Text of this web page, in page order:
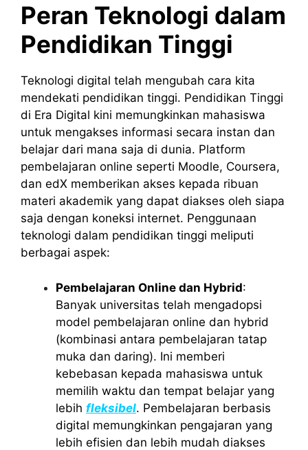
Peran Teknologi dalam
Pendidikan Tinggi
Teknologi digital telah mengubah cara kita
mendekati pendidikan tinggi. Pendidikan Tinggi
di Era Digital kini memungkinkan mahasiswa
untuk mengakses informasi secara instan dan
belajar dari mana saja di dunia. Platform
pembelajaran online seperti Moodle, Coursera,
dan edX memberikan akses kepada ribuan
materi akademik yang dapat diakses oleh siapa
saja dengan koneksi internet. Penggunaan
teknologi dalam pendidikan tinggi meliputi
berbagai aspek:
Pembelajaran Online dan Hybrid:
Banyak universitas telah mengadopsi
model pembelajaran online dan hybrid
(kombinasi antara pembelajaran tatap
muka dan daring). Ini memberi
kebebasan kepada mahasiswa untuk
memilih waktu dan tempat belajar yang
lebih fleksibel. Pembelajaran berbasis
digital memungkinkan pengajaran yang
lebih efisien dan lebih mudah diakses